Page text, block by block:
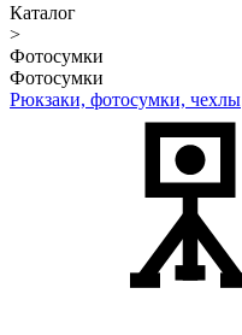
Каталог
>
Фотосумки
Фотосумки
Рюкзаки, фотосумки, чехлы